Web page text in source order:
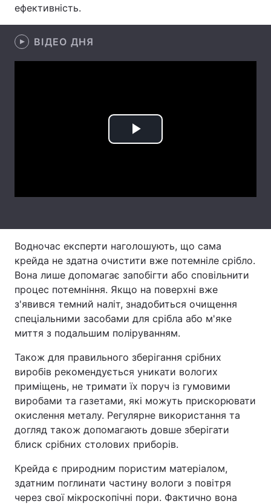
Інтерв'ю
Архів
ефективність.
ВІДЕО ДНЯ
Play
Водночас експерти наголошують, що сама
крейда не здатна очистити вже потемніле срібло.
Вона лише допомагає запобігти або сповільнити
процес потемніння. Якщо на поверхні вже
з'явився темний наліт, знадобиться очищення
спеціальними засобами для срібла або м'яке
миття з подальшим поліруванням.
Також для правильного зберігання срібних
виробів рекомендується уникати вологих
приміщень, не тримати їх поруч із гумовими
виробами та газетами, які можуть прискорювати
окислення металу. Регулярне використання та
догляд також допомагають довше зберігати
блиск срібних столових приборів.
Крейда є природним пористим матеріалом,
здатним поглинати частину вологи з повітря
через свої мікроскопічні пори. Фактично вона